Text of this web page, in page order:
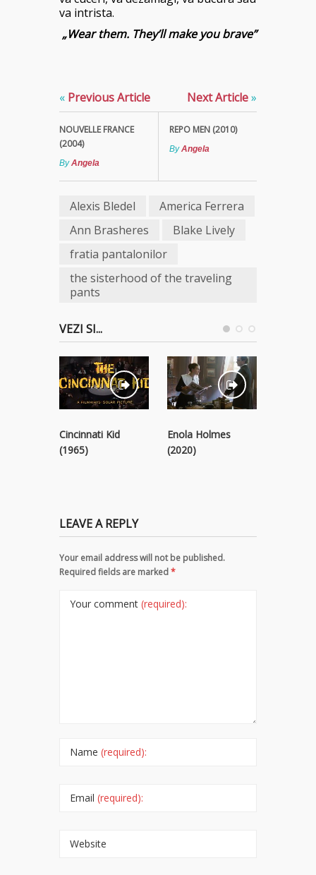
va intrista.
„Wear them. They’ll make you brave”
« Previous Article
NOUVELLE FRANCE
(2004)
ByAngela
Next Article»
REPO MEN (2010)
ByAngela
Alexis Bledel
America Ferrera
Ann Brasheres
Blake Lively
fratia pantalonilor
the sisterhood of the traveling
pants
VEZI SI...
Cincinnati Kid
(1965)
Enola Holmes
(2020)
LEAVE A REPLY
Your email address will not be published.
Required fields are marked*
Your comment (required):
Name (required):
Email (required):
Website